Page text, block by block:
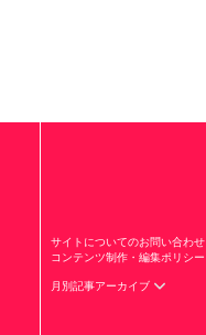
サイトについてのお問い合わせ
コンテンツ制作・編集ポリシー
月別記事アーカイブ